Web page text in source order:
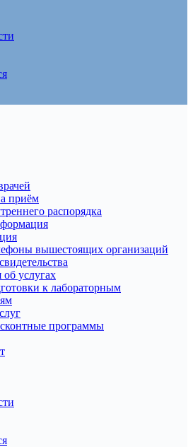
приём
распорядка
вышестоящих организаций
услугах
к лабораторным
программы